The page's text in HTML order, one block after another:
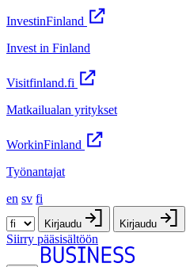
InvestinFinland
Invest in Finland
Visitfinland.fi
Matkailualan yritykset
WorkinFinland
Työnantajat
en sv fi
Kirjaudu Kirjaudu
Siirry pääsisältöön